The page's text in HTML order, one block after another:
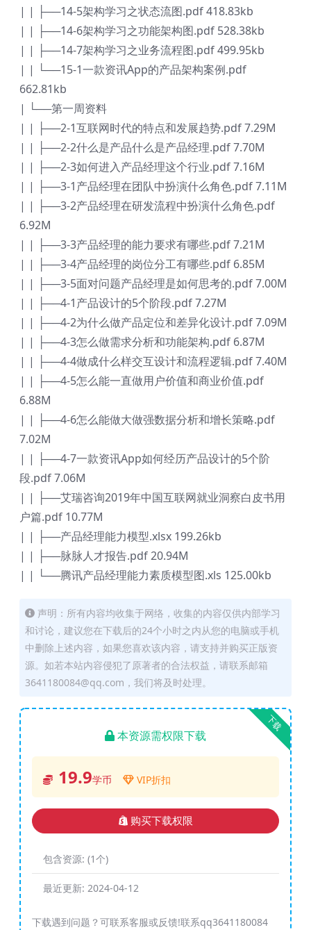
| | ├──14-5架构学习之状态流图.pdf 418.83kb
| | ├──14-6架构学习之功能架构图.pdf 528.38kb
| | ├──14-7架构学习之业务流程图.pdf 499.95kb
| | └──15-1一款资讯App的产品架构案例.pdf
662.81kb
| └──第一周资料
| | ├──2-1互联网时代的特点和发展趋势.pdf 7.29M
| | ├──2-2什么是产品什么是产品经理.pdf 7.70M
| | ├──2-3如何进入产品经理这个行业.pdf 7.16M
| | ├──3-1产品经理在团队中扮演什么角色.pdf 7.11M
| | ├──3-2产品经理在研发流程中扮演什么角色.pdf
6.92M
| | ├──3-3产品经理的能力要求有哪些.pdf 7.21M
| | ├──3-4产品经理的岗位分工有哪些.pdf 6.85M
| | ├──3-5面对问题产品经理是如何思考的.pdf 7.00M
| | ├──4-1产品设计的5个阶段.pdf 7.27M
| | ├──4-2为什么做产品定位和差异化设计.pdf 7.09M
| | ├──4-3怎么做需求分析和功能架构.pdf 6.87M
| | ├──4-4做成什么样交互设计和流程逻辑.pdf 7.40M
| | ├──4-5怎么能一直做用户价值和商业价值.pdf
6.88M
| | ├──4-6怎么能做大做强数据分析和增长策略.pdf
7.02M
| | ├──4-7一款资讯App如何经历产品设计的5个阶
段.pdf 7.06M
| | ├──艾瑞咨询2019年中国互联网就业洞察白皮书用
户篇.pdf 10.77M
| | ├──产品经理能力模型.xlsx 199.26kb
| | ├──脉脉人才报告.pdf 20.94M
| | └──腾讯产品经理能力素质模型图.xls 125.00kb
声明：所有内容均收集于网络，收集的内容仅供内部学习
和讨论，建议您在下载后的24个小时之内从您的电脑或手机
中删除上述内容，如果您喜欢该内容，请支持并购买正版资
源。如若本站内容侵犯了原著者的合法权益，请联系邮箱
3641180084@qq.com，我们将及时处理。
下载
本资源需权限下载
19.9学币 VIP折扣
购买下载权限
包含资源: (1个)
最近更新: 2024-04-12
下载遇到问题？可联系客服或反馈!联系qq3641180084